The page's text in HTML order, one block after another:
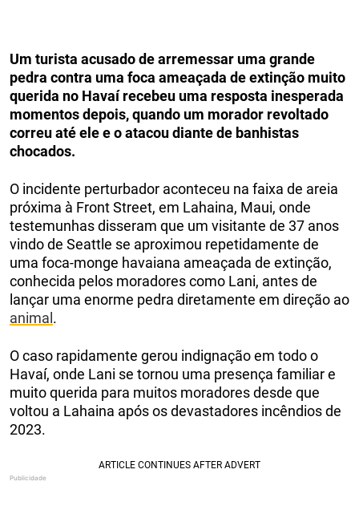
Um turista acusado de arremessar uma grande
pedra contra uma foca ameaçada de extinção muito
querida no Havaí recebeu uma resposta inesperada
momentos depois, quando um morador revoltado
correu até ele e o atacou diante de banhistas
chocados.
O incidente perturbador aconteceu na faixa de areia
próxima à Front Street, em Lahaina, Maui, onde
testemunhas disseram que um visitante de 37 anos
vindo de Seattle se aproximou repetidamente de
uma foca-monge havaiana ameaçada de extinção,
conhecida pelos moradores como Lani, antes de
lançar uma enorme pedra diretamente em direção ao
animal .
O caso rapidamente gerou indignação em todo o
Havaí, onde Lani se tornou uma presença familiar e
muito querida para muitos moradores desde que
voltou a Lahaina após os devastadores incêndios de
2023.